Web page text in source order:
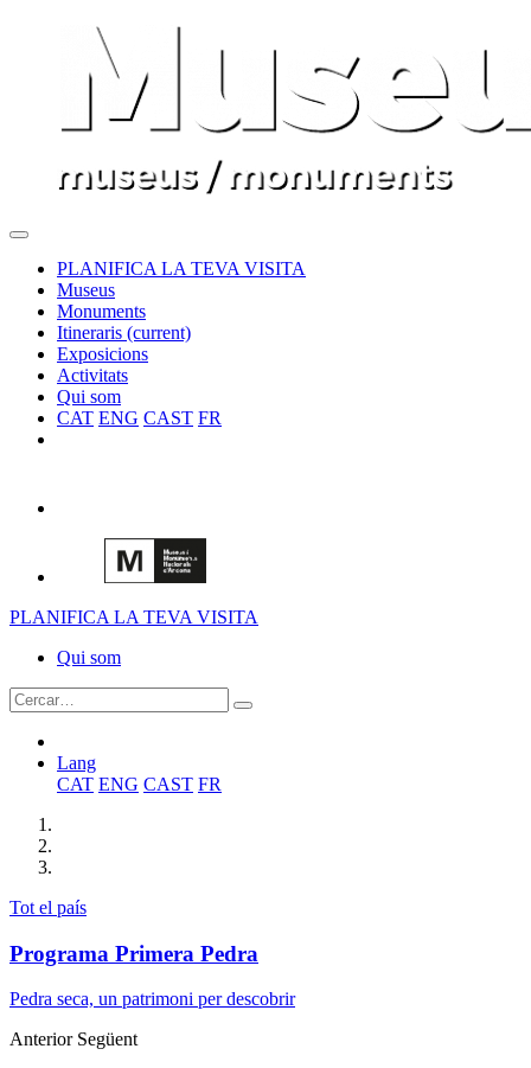
PLANIFICA LA TEVA VISITA
Museus
Monuments
Itineraris (current)
Exposicions
Activitats
Qui som
CAT ENG CAST FR
PLANIFICA LA TEVA VISITA
Qui som
Lang
CAT ENG CAST FR
Tot el país
Programa Primera Pedra
Pedra seca, un patrimoni per descobrir
Anterior Següent